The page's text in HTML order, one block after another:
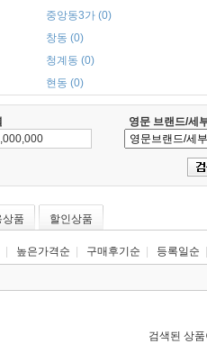
중앙동3가 (0)
창동 (0)
청계동 (0)
현동 (0)
영문 브랜드/세
상품 할인상품
높은가격순 구매후기순 등록일순
검색된 상